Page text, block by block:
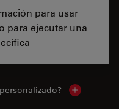
para usar
para ejecutar una
Show local